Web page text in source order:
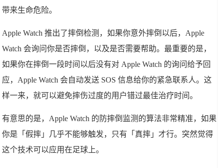
带来生命危险。
Apple Watch 推出了摔倒检测，如果你意外摔倒以后，Apple
Watch 会询问你是否摔倒，以及是否需要帮助。最重要的是，
如果你在摔倒一段时间以后没有对 Apple Watch 的询问给予回
应，Apple Watch 会自动发送 SOS 信息给你的紧急联系人。这
样一来，就可以避免摔伤过度的用户错过最佳治疗时间。
有意思的是，Apple Watch 的防摔倒监测的算法非常精准，如果
你是「假摔」几乎不能够触发，只有「真摔」才行。突然觉得
这个技术可以应用在足球上。